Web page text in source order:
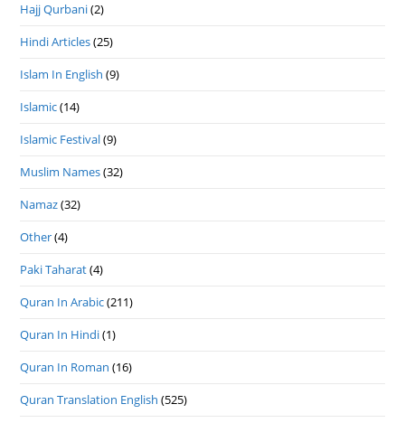
Hajj Qurbani(2)
Hindi Articles(25)
Islam In English (9)
Islamic(14)
Islamic Festival(9)
Muslim Names(32)
Namaz(32)
Other(4)
Paki Taharat(4)
Quran In Arabic(211)
Quran In Hindi(1)
Quran In Roman (16)
Quran Translation English (525)